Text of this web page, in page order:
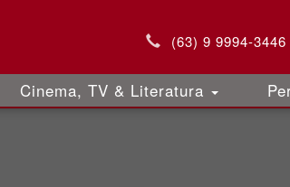
(63) 9 9994-3446
Cinema, TV & Literatura